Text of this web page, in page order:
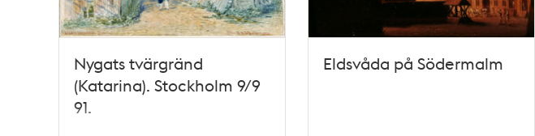
Nygats tvärgränd
(Katarina). Stockholm 9/9
91.
Eldsvåda på Södermalm